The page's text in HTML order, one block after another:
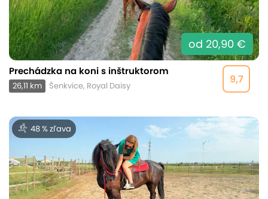
od 20,90 €
9,7
Prechádzka na koni s inštruktorom
26,11 km Šenkvice, Royal Daisy
48 % zľava